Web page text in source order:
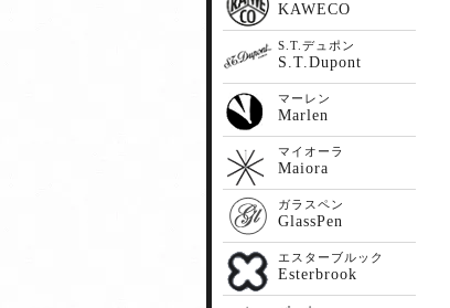
KAWECO
S.T.デュポン
S.T.Dupont
マーレン
Marlen
マイオーラ
Maiora
ガラスペン
GlassPen
エスターブルック
Esterbrook